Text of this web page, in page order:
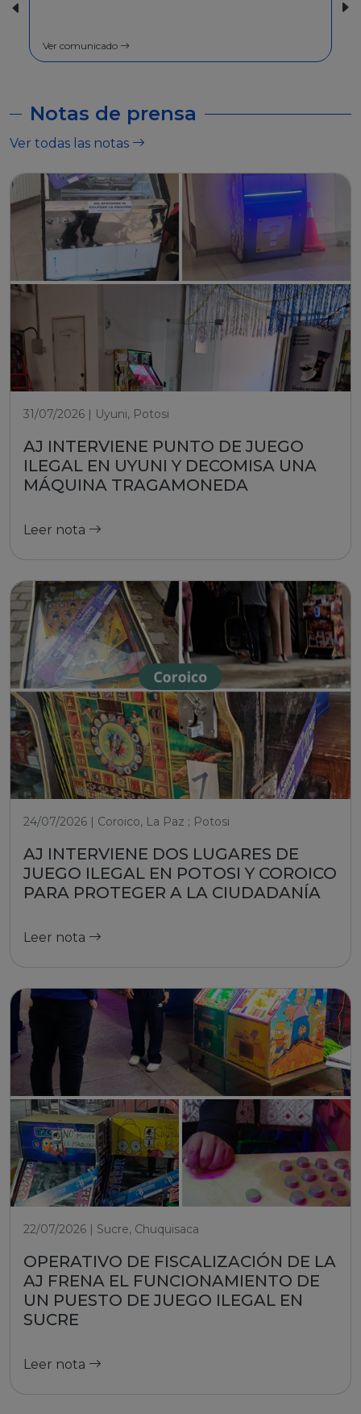
Ver comunicado
Notas de prensa
Ver todas las notas
31/07/2026 | Uyuni, Potosi
AJ INTERVIENE PUNTO DE JUEGO
ILEGAL EN UYUNI Y DECOMISA UNA
MÁQUINA TRAGAMONEDA
Leer nota
24/07/2026 | Coroico, La Paz ; Potosi
AJ INTERVIENE DOS LUGARES DE
JUEGO ILEGAL EN POTOSI Y COROICO
PARA PROTEGER A LA CIUDADANÍA
Leer nota
22/07/2026 | Sucre, Chuquisaca
OPERATIVO DE FISCALIZACIÓN DE LA
AJ FRENA EL FUNCIONAMIENTO DE
UN PUESTO DE JUEGO ILEGAL EN
SUCRE
Leer nota